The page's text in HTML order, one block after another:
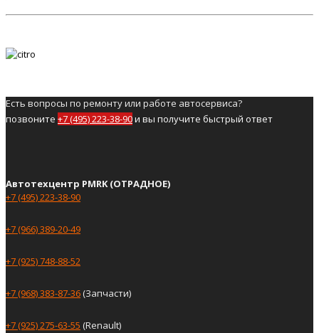
Есть вопросы по ремонту или работе автосервиса?
позвоните +7 (495) 223-38-90и вы получите быстрый ответ
Автотехцентр PMRK (ОТРАДНОЕ)
+7 (495) 223-38-90
+7 (966) 389-20-49
+7 (925) 748-88-52
+7 (968) 383-87-36(Запчасти)
+7 (925) 275-63-55 (Renault)